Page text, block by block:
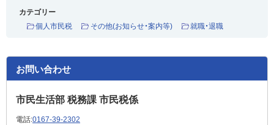
カテゴリー
個人市民税
その他(お知らせ・案内等) 就職・退職
お問い合わせ
市民生活部 税務課 市民税係
電話:0167-39-2302